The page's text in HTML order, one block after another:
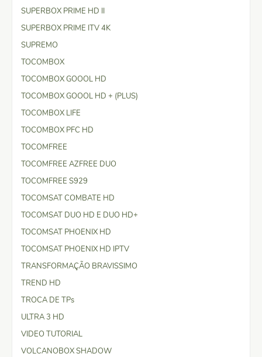
SUPERBOX PRIME HD II
SUPERBOX PRIME ITV 4K
SUPREMO
TOCOMBOX
TOCOMBOX GOOOL HD
TOCOMBOX GOOOL HD + (PLUS)
TOCOMBOX LIFE
TOCOMBOX PFC HD
TOCOMFREE
TOCOMFREE AZFREE DUO
TOCOMFREE S929
TOCOMSAT COMBATE HD
TOCOMSAT DUO HD E DUO HD+
TOCOMSAT PHOENIX HD
TOCOMSAT PHOENIX HD IPTV
TRANSFORMAÇÃO BRAVISSIMO
TREND HD
TROCA DE TPs
ULTRA 3 HD
VIDEO TUTORIAL
VOLCANOBOX SHADOW